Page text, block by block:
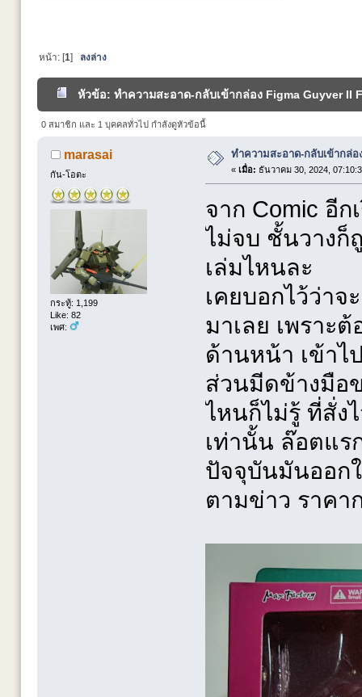
หน้า: [1] ลงล่าง
หัวข้อ: ทำความสะอาด-กลับเข้ากล่อง Figma Guyver II
0 สมาชิก และ 1 บุคคลทั่วไป กำลังดูหัวข้อนี้
marasai
กัน-โอตะ
กระทู้: 1,199
Like: 82
เพศ:
ทำความสะอาด-กลับเข้ากล่
« เมื่อ: ธันวาคม 30, 2024,
จาก Comic อี
ไม่จบ ชั้นวางก็
เล่มไหนละ
เคยบอกไว้ว่าจ
มาเลย เพราะ
ด้านหน้า เข้าไ
ส่วนมีดข้างมือ
ไหนก็ไม่รู้ ที่สั่ง
เท่านั้น ล๊อตแร
ปัจจุบันมันออก
ตามข่าว ราคา